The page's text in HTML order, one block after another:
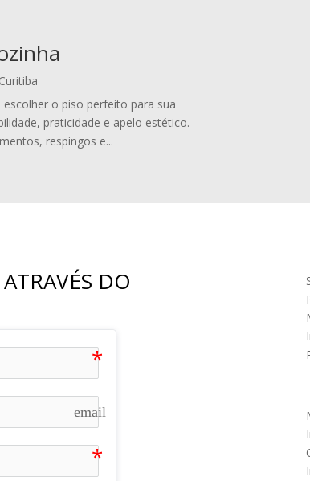
o piso perfeito para sua
praticidade e apelo estético.
respingos e...
ATRAVÉS DO
email